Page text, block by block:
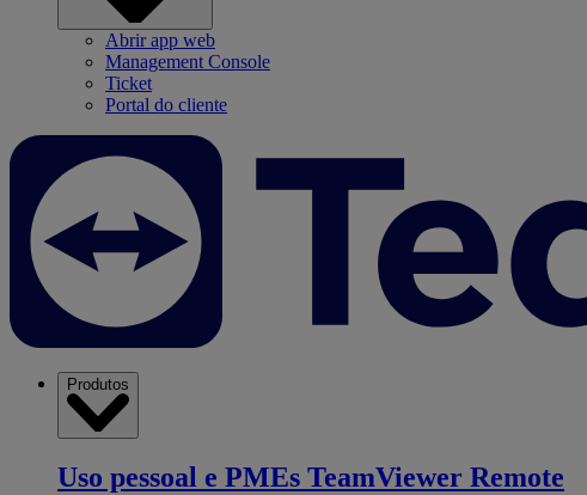
Abrir app web
Management Console
Ticket
Portal do cliente
Produtos
Uso pessoal e PMEs TeamViewer Remote